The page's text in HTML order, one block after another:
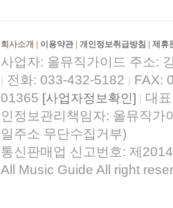
회사소개 이용약관 개인정보취급방침 제휴
사업자: 올뮤직가이드 주소:
전화: 033-432-5182
FAX:
01365 [사업자정보확인]
대
인정보관리책임자: 올뮤직
일주소 무단수집거부)
통신판매업 신고번호: 제
All Music Guide All right